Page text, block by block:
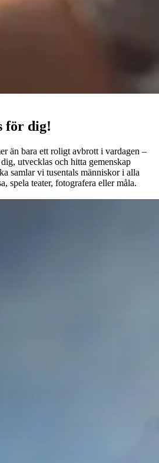
för dig!
än bara ett roligt avbrott i vardagen –
utvecklas och hitta gemenskap
samlar vi tusentals människor i alla
spela teater, fotografera eller måla.